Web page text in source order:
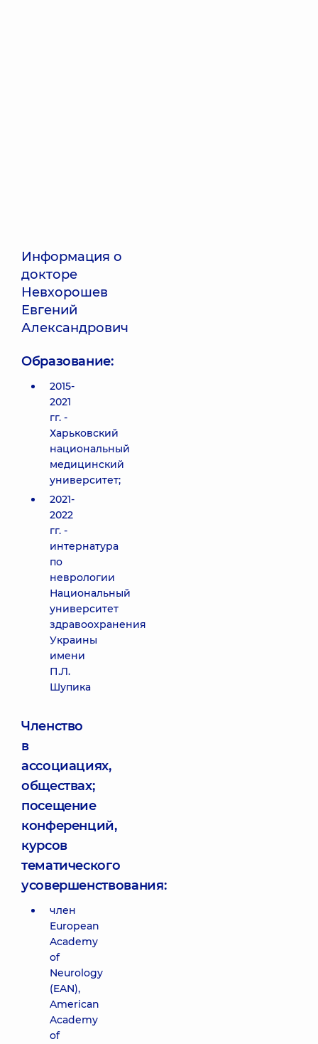
Информация о
докторе
Невхорошев
Евгений
Александрович
Образование:
2015-
2021
гг. -
Харьковский
национальный
медицинский
университет;
2021-
2022
гг. -
интернатура
по
неврологии
Национальный
университет
здравоохранения
Украины
имени
П.Л.
Шупика
Членство
в
ассоциациях,
обществах;
посещение
конференций,
курсов
тематического
усовершенствования:
член
European
Academy
of
Neurology
(EAN),
American
Academy
of